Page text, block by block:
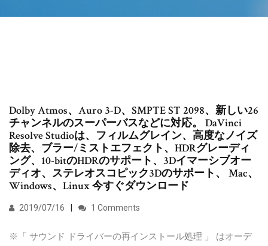
Dolby Atmos、Auro 3-D、SMPTE ST 2098、新しい26
チャンネルのスーパーバスなどに対応。 DaVinci
Resolve Studioは、フィルムグレイン、高度なノイズ
除去、ブラー/ミストエフェクト、HDRグレーディ
ング、10-bitのHDRのサポート、3Dイマーシブオー
ディオ、ステレオスコピック3Dのサポート、 Mac、
Windows、Linux 今すぐダウンロード
2019/07/16 1 Comments
※「 サウンド ドライバーの再インストール処理 」 はオーデ